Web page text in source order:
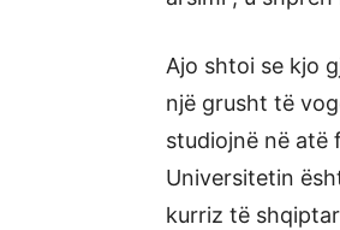
Ajo shtoi se kjo
një grusht të
studiojnë në atë
Universitetin
kurriz të